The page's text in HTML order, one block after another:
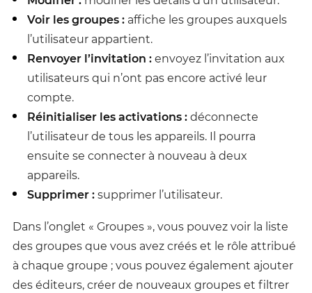
Voir les groupes : affiche les groupes auxquels
l’utilisateur appartient.
Renvoyer l’invitation :envoyez l’invitation aux
utilisateurs qui n’ont pas encore activé leur
compte.
Réinitialiser les activations :déconnecte
l’utilisateur de tous les appareils. Il pourra
ensuite se connecter à nouveau à deux
appareils.
Supprimer : supprimer l’utilisateur.
Dans l’onglet « Groupes », vous pouvez voir la liste
des groupes que vous avez créés et le rôle attribué
à chaque groupe ; vous pouvez également ajouter
des éditeurs, créer de nouveaux groupes et filtrer